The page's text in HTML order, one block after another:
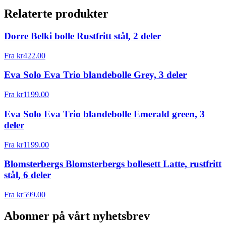
Relaterte produkter
Dorre Belki bolle Rustfritt stål, 2 deler
Fra kr422.00
Eva Solo Eva Trio blandebolle Grey, 3 deler
Fra kr1199.00
Eva Solo Eva Trio blandebolle Emerald green, 3
deler
Fra kr1199.00
Blomsterbergs Blomsterbergs bollesett Latte, rustfritt
stål, 6 deler
Fra kr599.00
Abonner på vårt nyhetsbrev